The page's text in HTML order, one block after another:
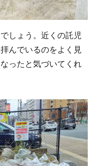
しょう。近くの託児
んでいるのをよく見
ったと気づいてくれ